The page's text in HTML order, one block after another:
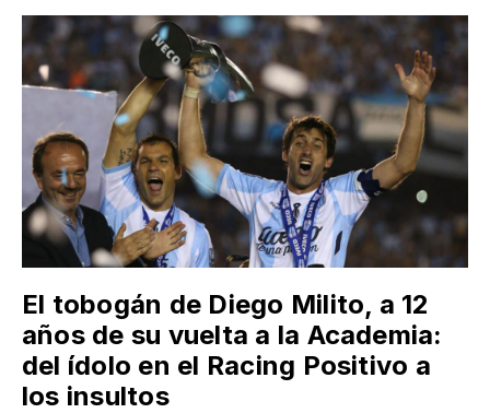
El tobogán de Diego Milito, a 12
años de su vuelta a la Academia:
del ídolo en el Racing Positivo a
los insultos